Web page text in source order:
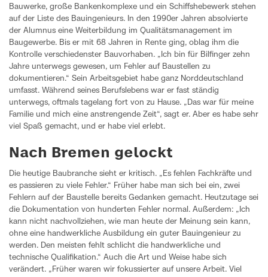
Bauwerke, große Bankenkomplexe und ein Schiffshebewerk stehen
auf der Liste des Bauingenieurs. In den 1990er Jahren absolvierte
der Alumnus eine Weiterbildung im Qualitätsmanagement im
Baugewerbe. Bis er mit 68 Jahren in Rente ging, oblag ihm die
Kontrolle verschiedenster Bauvorhaben. „Ich bin für Bilfinger zehn
Jahre unterwegs gewesen, um Fehler auf Baustellen zu
dokumentieren.“ Sein Arbeitsgebiet habe ganz Norddeutschland
umfasst. Während seines Berufslebens war er fast ständig
unterwegs, oftmals tagelang fort von zu Hause. „Das war für meine
Familie und mich eine anstrengende Zeit“, sagt er. Aber es habe sehr
viel Spaß gemacht, und er habe viel erlebt.
Nach Bremen gelockt
Die heutige Baubranche sieht er kritisch. „Es fehlen Fachkräfte und
es passieren zu viele Fehler.“ Früher habe man sich bei ein, zwei
Fehlern auf der Baustelle bereits Gedanken gemacht. Heutzutage sei
die Dokumentation von hunderten Fehler normal. Außerdem: „Ich
kann nicht nachvollziehen, wie man heute der Meinung sein kann,
ohne eine handwerkliche Ausbildung ein guter Bauingenieur zu
werden. Den meisten fehlt schlicht die handwerkliche und
technische Qualifikation.“ Auch die Art und Weise habe sich
verändert. „Früher waren wir fokussierter auf unsere Arbeit. Viel